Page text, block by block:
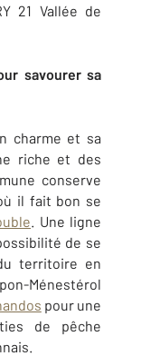
21 Vallée de
savourer sa
charme et sa
riche et des
conserve
il fait bon se
. Une ligne
de se
territoire en
Ménestérol
pour une
de pêche